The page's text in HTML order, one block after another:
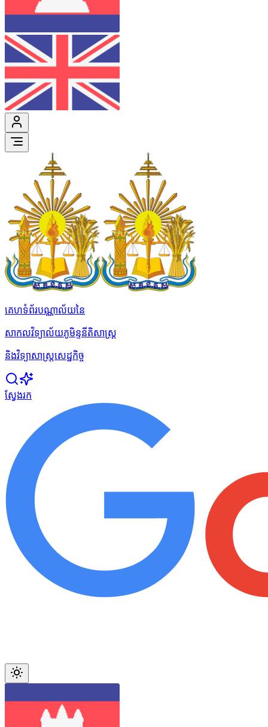
គេហទំព័របណ្ណាល័យនៃ
សាកលវិទ្យាល័យភូមិន្ទនីតិសាស្ត្រ
និងវិទ្យាសាស្ត្រសេដ្ឋកិច្ច
ស្វែងរក